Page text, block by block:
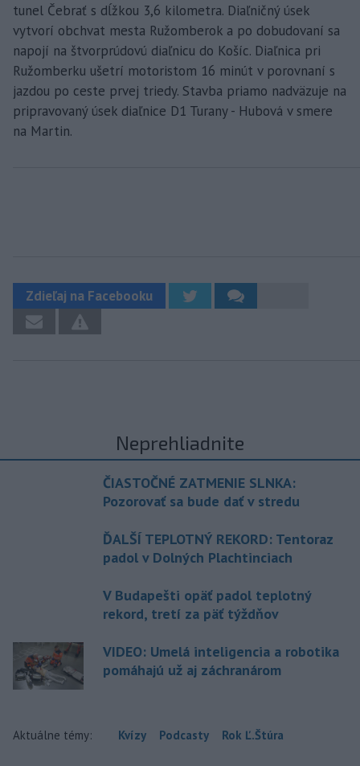
tunel Čebrať s dĺžkou 3,6 kilometra. Diaľničný úsek
vytvorí obchvat mesta Ružomberok a po dobudovaní sa
napojí na štvorprúdovú diaľnicu do Košíc. Diaľnica pri
Ružomberku ušetrí motoristom 16 minút v porovnaní s
jazdou po ceste prvej triedy. Stavba priamo nadväzuje na
pripravovaný úsek diaľnice D1 Turany - Hubová v smere
na Martin.
Zdieľaj na Facebooku
Neprehliadnite
ČIASTOČNÉ ZATMENIE SLNKA:
Pozorovať sa bude dať v stredu
ĎALŠÍ TEPLOTNÝ REKORD: Tentoraz
padol v Dolných Plachtinciach
V Budapešti opäť padol teplotný
rekord, tretí za päť týždňov
VIDEO: Umelá inteligencia a robotika
pomáhajú už aj záchranárom
Aktuálne témy: Kvízy Podcasty Rok Ľ.Štúra